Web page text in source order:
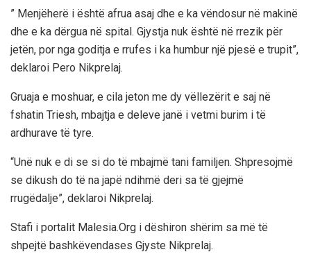
” Menjëherë i është afrua asaj dhe e ka vëndosur në makinë
dhe e ka dërgua në spital. Gjystja nuk është në rrezik për
jetën, por nga goditja e rrufes i ka humbur një pjesë e trupit”,
deklaroi Pero Nikprelaj.
Gruaja e moshuar, e cila jeton me dy vëllezërit e saj në
fshatin Triesh, mbajtja e deleve janë i vetmi burim i të
ardhurave të tyre.
“Unë nuk e di se si do të mbajmë tani familjen. Shpresojmë
se dikush do të na japë ndihmë deri sa të gjejmë
rrugëdalje”, deklaroi Nikprelaj.
Stafi i portalit Malesia.Org i dëshiron shërim sa më të
shpejtë bashkëvendases Gjyste Nikprelaj.